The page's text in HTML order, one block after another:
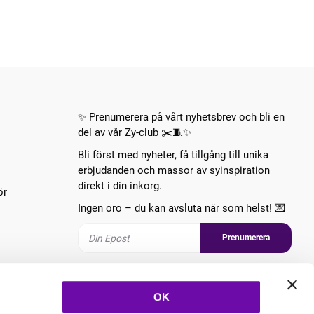
OK
✨ Prenumerera på vårt nyhetsbrev och bli en
del av vår Zy-club ✂️🧵✨
Bli först med nyheter, få tillgång till unika
erbjudanden och massor av syinspiration
direkt i din inkorg.
Ingen oro – du kan avsluta när som helst! 💌
Prenumerera